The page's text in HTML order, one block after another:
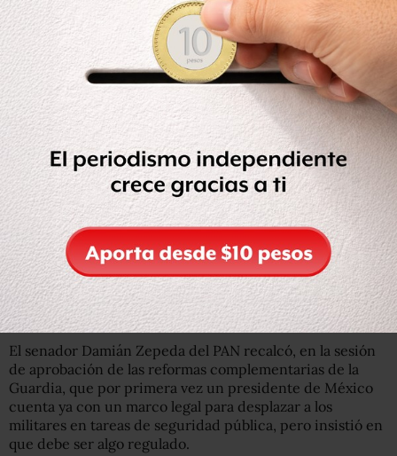
Pese a lo anterior hay legisladores que sostienen que la
presencia de los militares en el resto del sexenio necesita
ser regulada con una ley especial, sobretodo para
atender lo que señala el artículo transitorio de la reforma
constitucional, respecto a que esta participación
castrense debe ser
“extraordinaria, regulada y
fiscalizada”.
Con lo anterior se buscaría además que los militares
tengan claros los procedimientos que deben llevar a
cabo, y evitar en lo posible desde abusos de la fuerza
hasta escenarios como el ocurrido el pasado 26 de mayo,
cuando un grupo de soldados fue desarmado, golpeado y
retenido ilegalmente por pobladores que exigían la
devolución de armas en La Huacana, Michoacán.
El senador Damián Zepeda del PAN recalcó, en la sesión
de aprobación de las reformas complementarias de la
Guardia, que por primera vez un presidente de México
cuenta ya con un marco legal para desplazar a los
militares en tareas de seguridad pública, pero insistió en
que debe ser algo regulado.